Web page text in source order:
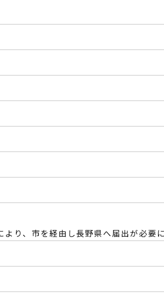
り、市を経由し長野県へ届出が必要に